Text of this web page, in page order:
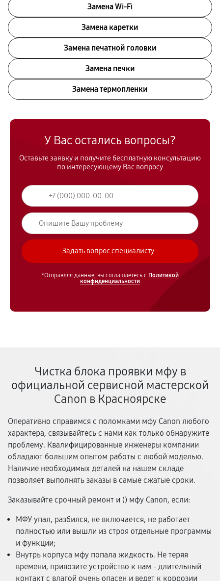
Замена Wi-Fi
Замена каретки
Замена печатной головки
Замена печки
Замена термопленки
У Вас остались вопросы?
Оставьте заявку и получите бесплатную консультацию
по интересующему Вас вопросу
*Отправляя данные, вы соглашаетесь с Политикой
конфиденциальности
Чистка блока проявки мфу в
официальной сервисной мастерской
Canon в Красноярске
Оперативно справимся с поломками мфу Canon любого
характера, связывайтесь с нами как только обнаружите
проблему. Квалифицированные инженеры компании
обладают большим опытом работы с любой моделью.
Наличие необходимых деталей на нашем складе
позволяет выполнять заказы в самые сжатые сроки.
Заказывайте срочный ремонт и () мфу Canon, если:
МФУ упал, разбился, не включается, не работает
полностью или вышли из строя отдельные программы
и функции;
Внутрь корпуса мфу попала жидкость. Не теряя
времени, привозите устройство к нам - длительный
контакт с влагой очень опасен и ведет к коррозии